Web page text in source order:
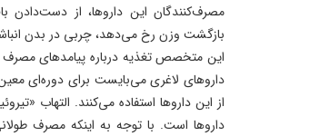
مصرف‌کنندگان این داروها، از دست‌دادن
بازگشت وزن رخ می‌دهد، چربی در بدن
این متخصص تغذیه درباره پیامدهای
داروهای لاغری می‌بایست برای دوره‌ای
از این داروها استفاده می‌کنند. التهاب
داروها است. با توجه به اینکه مصرف